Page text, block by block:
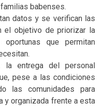
babenses.
datos y se verifican las
el objetivo de priorizar la
que permitan
la entrega del personal
pese a las condiciones
las comunidades para
y organizada frente a esta